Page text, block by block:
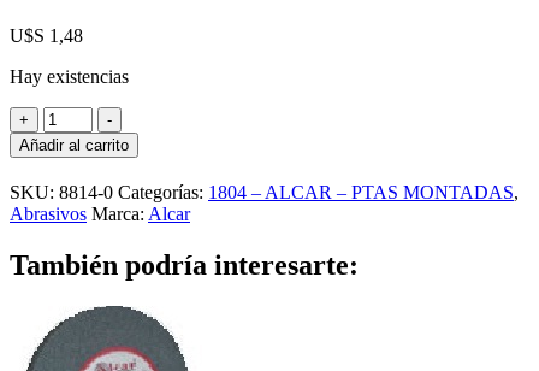
U$S 1,48
Hay existencias
+
ALCAR-
PUNTAS
MONTADAS
20X16
EJE
6MM
cantidad
-
Añadir al carrito
SKU: 8814-0 Categorías: 1804 – ALCAR – PTAS MONTADAS,
Abrasivos Marca: Alcar
También podría interesarte: